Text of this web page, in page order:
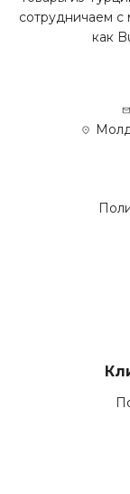
сотрудничаем с
как